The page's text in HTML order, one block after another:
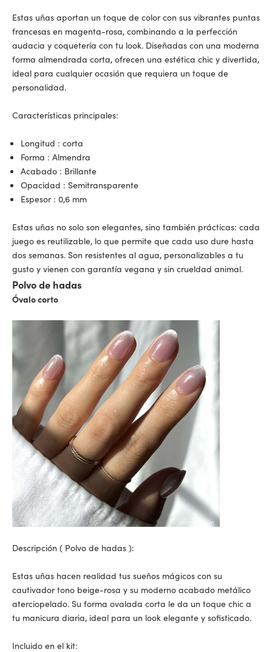
Estas uñas aportan un toque de color con sus vibrantes puntas
francesas en magenta-rosa, combinando a la perfección
audacia y coquetería con tu look. Diseñadas con una moderna
forma almendrada corta, ofrecen una estética chic y divertida,
ideal para cualquier ocasión que requiera un toque de
personalidad.
Características principales:
Longitud : corta
Forma : Almendra
Acabado : Brillante
Opacidad : Semitransparente
Espesor : 0,6 mm
Estas uñas no solo son elegantes, sino también prácticas: cada
juego es reutilizable, lo que permite que cada uso dure hasta
dos semanas. Son resistentes al agua, personalizables a tu
gusto y vienen con garantía vegana y sin crueldad animal.
Polvo de hadas
Óvalo corto
Descripción ( Polvo de hadas ):
Estas uñas hacen realidad tus sueños mágicos con su
cautivador tono beige-rosa y su moderno acabado metálico
aterciopelado. Su forma ovalada corta le da un toque chic a
tu manicura diaria, ideal para un look elegante y sofisticado.
Incluido en el kit: